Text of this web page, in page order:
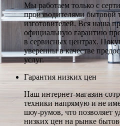
Мы работаем только с
производителями бытовой
изготовителей. Вся наша
официальную гарантию
в сервисных центрах.
уверенны в качестве
услуг.
Гарантия низких цен
Наш интернет-магазин
техники напрямую и не
шоу-румов, что позволяет
низких цен на рынке